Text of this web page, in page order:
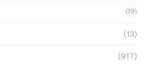
(19)
(13)
(917)